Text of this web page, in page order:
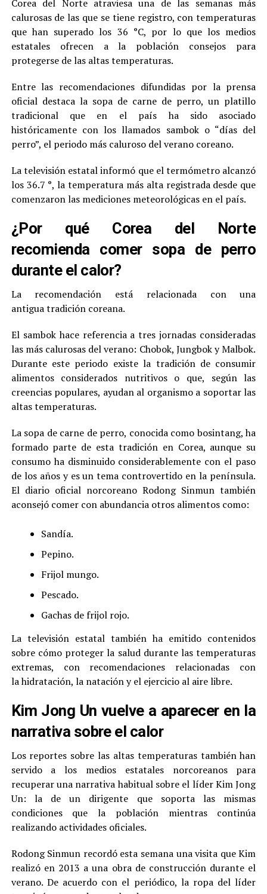
Corea del Norte atraviesa una de las semanas más
calurosas de las que se tiene registro, con temperaturas
que han superado los 36 °C, por lo que los medios
estatales ofrecen a la población consejos para
protegerse de las altas temperaturas.
Entre las recomendaciones difundidas por la prensa
oficial destaca la sopa de carne de perro, un platillo
tradicional que en el país ha sido asociado
históricamente con los llamados sambok o “días del
perro”, el periodo más caluroso del verano coreano.
La televisión estatal informó que el termómetro alcanzó
los 36.7 °, la temperatura más alta registrada desde que
comenzaron las mediciones meteorológicas en el país.
¿Por qué Corea del Norte
recomienda comer sopa de perro
durante el calor?
La recomendación está relacionada con una
antigua tradición coreana.
El sambok hace referencia a tres jornadas consideradas
las más calurosas del verano: Chobok, Jungbok y Malbok.
Durante este periodo existe la tradición de consumir
alimentos considerados nutritivos o que, según las
creencias populares, ayudan al organismo a soportar las
altas temperaturas.
La sopa de carne de perro, conocida como bosintang, ha
formado parte de esta tradición en Corea, aunque su
consumo ha disminuido considerablemente con el paso
de los años y es un tema controvertido en la península.
El diario oficial norcoreano Rodong Sinmun también
aconsejó comer con abundancia otros alimentos como:
Sandía.
Pepino.
Frijol mungo.
Pescado.
Gachas de frijol rojo.
La televisión estatal también ha emitido contenidos
sobre cómo proteger la salud durante las temperaturas
extremas, con recomendaciones relacionadas con
la hidratación, la natación y el ejercicio al aire libre.
Kim Jong Un vuelve a aparecer en la
narrativa sobre el calor
Los reportes sobre las altas temperaturas también han
servido a los medios estatales norcoreanos para
recuperar una narrativa habitual sobre el líder Kim Jong
Un: la de un dirigente que soporta las mismas
condiciones que la población mientras continúa
realizando actividades oficiales.
Rodong Sinmun recordó esta semana una visita que Kim
realizó en 2013 a una obra de construcción durante el
verano. De acuerdo con el periódico, la ropa del líder